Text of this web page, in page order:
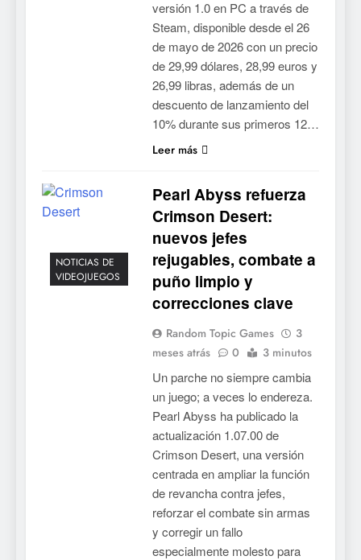
versión 1.0 en PC a través de
Steam, disponible desde el 26
de mayo de 2026 con un precio
de 29,99 dólares, 28,99 euros y
26,99 libras, además de un
descuento de lanzamiento del
10% durante sus primeros 12…
Leer más
NOTICIAS DE
VIDEOJUEGOS
Pearl Abyss refuerza
Crimson Desert:
nuevos jefes
rejugables, combate a
puño limpio y
correcciones clave
Random Topic Games
3
meses atrás
0 3 minutos
Un parche no siempre cambia
un juego; a veces lo endereza.
Pearl Abyss ha publicado la
actualización 1.07.00 de
Crimson Desert, una versión
centrada en ampliar la función
de revancha contra jefes,
reforzar el combate sin armas
y corregir un fallo
especialmente molesto para
Mistbound: Guild Wars
tendrá su primer CCG digital
para PC y móviles
NOTICIAS DE VIDEOJUEGOS
ya tiene fecha: Capcom
lanza demo gratuita y abre
reservas
NOTICIAS DE VIDEOJUEGOS
No Rest for the Wicked
confirma su versión 1.0 para
octubre en PS5 y PC
NOTICIAS DE VIDEOJUEGOS